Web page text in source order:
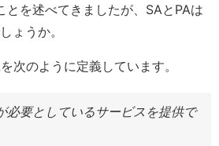
とを述べてきましたが、SAとPAは
ょうか。
次のように定義しています。
必要としているサービスを提供で